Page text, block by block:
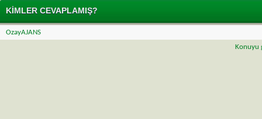
KIMLER CEVAPLAMIŞ?
OzayAJANS
Konuyu